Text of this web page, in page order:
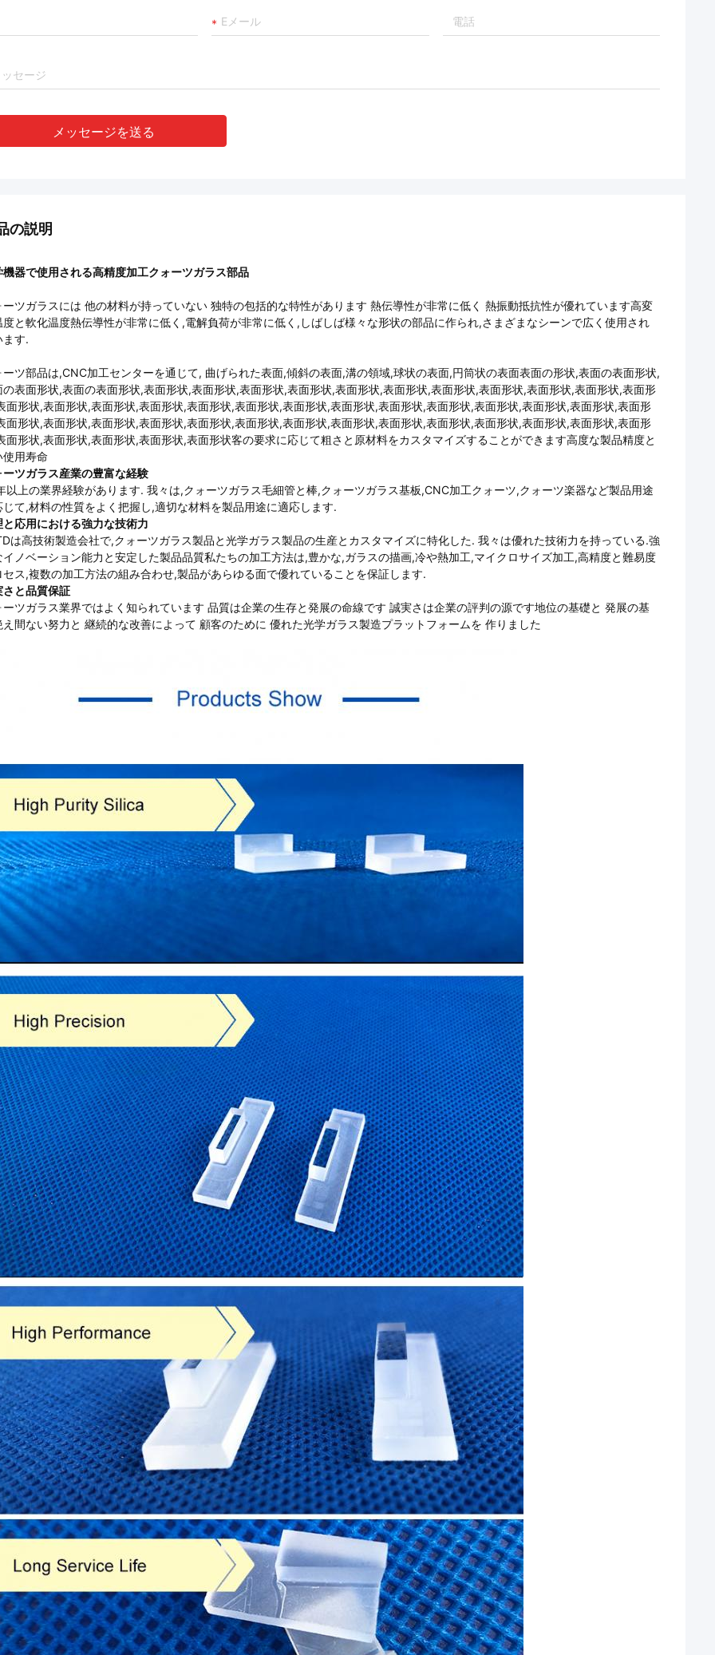
メッセージを送る
の説明
機器で使用される高精度加工クォーツガラス部品
ーツガラスには 他の材料が持っていない 独特の包括的な特性があります 熱伝導性が非常に低く 熱振動抵抗性が優れています高変
度と軟化温度熱伝導性が非常に低く,電解負荷が非常に低く,しばしば様々な形状の部品に作られ,さまざまなシーンで広く使用され
ます.
ーツ部品は,CNC加工センターを通じて, 曲げられた表面,傾斜の表面,溝の領域,球状の表面,円筒状の表面表面の形状,表面の表面形状,
の表面形状,表面の表面形状,表面形状,表面形状,表面形状,表面形状,表面形状,表面形状,表面形状,表面形状,表面形状,表面形状,表面形
面形状,表面形状,表面形状,表面形状,表面形状,表面形状,表面形状,表面形状,表面形状,表面形状,表面形状,表面形状,表面形状,表面形
面形状,表面形状,表面形状,表面形状,表面形状,表面形状,表面形状,表面形状,表面形状,表面形状,表面形状,表面形状,表面形状,表面形
面形状,表面形状,表面形状,表面形状,表面形状客の要求に応じて粗さと原材料をカスタマイズすることができます高度な製品精度と
使用寿命
ーツガラス産業の豊富な経験
以上の業界経験があります. 我々は,クォーツガラス毛細管と棒,クォーツガラス基板,CNC加工クォーツ,クォーツ楽器など製品用途
じて,材料の性質をよく把握し,適切な材料を製品用途に適応します.
と応用における強力な技術力
は高技術製造会社で,クォーツガラス製品と光学ガラス製品の生産とカスタマイズに特化した. 我々は優れた技術力を持っている.強
イノベーション能力と安定した製品品質私たちの加工方法は,豊かな,ガラスの描画,冷や熱加工,マイクロサイズ加工,高精度と難易度
セス,複数の加工方法の組み合わせ,製品があらゆる面で優れていることを保証します.
さと品質保証
ーツガラス業界ではよく知られています 品質は企業の生存と発展の命線です 誠実さは企業の評判の源です地位の基礎と 発展の基
え間ない努力と 継続的な改善によって 顧客のために 優れた光学ガラス製造プラットフォームを 作りました